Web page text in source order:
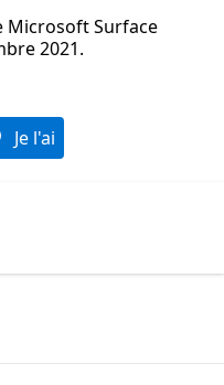
Microsoft Surface
2021.
Je l'ai